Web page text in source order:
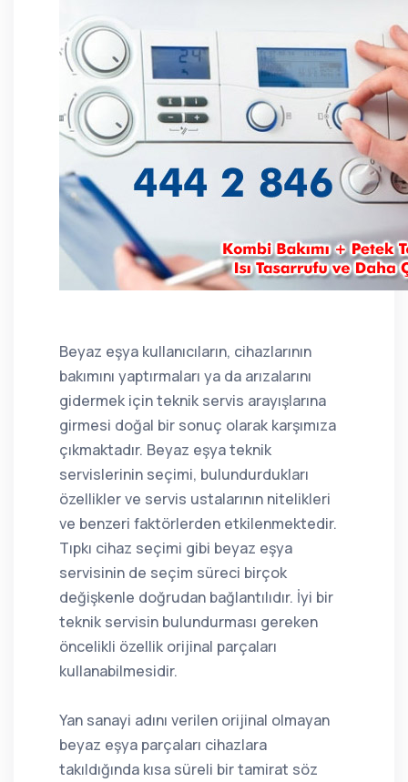
Beyaz eşya kullanıcıların, cihazlarının
bakımını yaptırmaları ya da arızalarını
gidermek için teknik servis arayışlarına
girmesi doğal bir sonuç olarak karşımıza
çıkmaktadır. Beyaz eşya teknik
servislerinin seçimi, bulundurdukları
özellikler ve servis ustalarının nitelikleri
ve benzeri faktörlerden etkilenmektedir.
Tıpkı cihaz seçimi gibi beyaz eşya
servisinin de seçim süreci birçok
değişkenle doğrudan bağlantılıdır. İyi bir
teknik servisin bulundurması gereken
öncelikli özellik orijinal parçaları
kullanabilmesidir.
Yan sanayi adını verilen orijinal olmayan
beyaz eşya parçaları cihazlara
takıldığında kısa süreli bir tamirat söz